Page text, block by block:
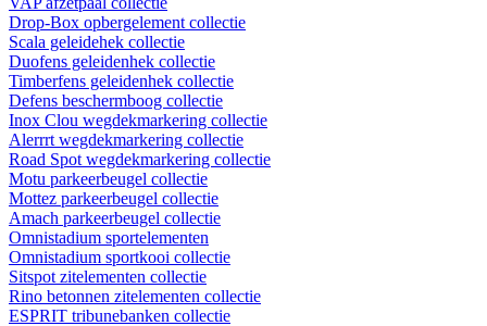
Drop-Box opbergelement collectie
Scala geleidehek collectie
Duofens geleidenhek collectie
Timberfens geleidenhek collectie
Defens beschermboog collectie
Inox Clou wegdekmarkering collectie
Alerrrt wegdekmarkering collectie
Road Spot wegdekmarkering collectie
Motu parkeerbeugel collectie
Mottez parkeerbeugel collectie
Amach parkeerbeugel collectie
Omnistadium sportelementen
Omnistadium sportkooi collectie
Sitspot zitelementen collectie
Rino betonnen zitelementen collectie
ESPRIT tribunebanken collectie